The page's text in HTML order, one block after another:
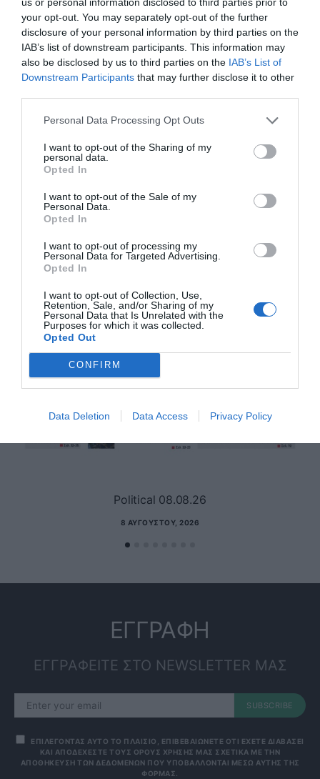
your opt-out. You may separately opt-out of the further
disclosure of your personal information by third parties on the
IAB’s list of downstream participants. This information may
also be disclosed by us to third parties on the IAB’s List of
Downstream Participants that may further disclose it to other
Personal Data Processing Opt Outs
I want to opt-out of the Sharing of my
personal data.
Opted In
I want to opt-out of the Sale of my
Personal Data.
Opted In
I want to opt-out of processing my
Personal Data for Targeted Advertising.
Opted In
I want to opt-out of Collection, Use,
Retention, Sale, and/or Sharing of my
Personal Data that Is Unrelated with the
Purposes for which it was collected.
Opted Out
CONFIRM
Data Deletion Data Access Privacy Policy
ΔΕΊΤΕ ΕΠΊΣΗΣ...
Political 08.08.26
8 ΑΥΓΟΎΣΤΟΥ, 2026
ΕΓΓΡΑΦΗ
ΕΓΓΡΑΦΕΙΤΕ ΣΤΟ NEWSLETTER ΜΑΣ
SUBSCRIBE
ΕΠΙΛΕΓΟΝΤΑΣ ΑΥΤΟ ΤΟ ΠΛΑΙΣΙΟ, ΕΠΙΒΕΒΑΙΩΝΕΤΕ ΟΤΙ ΕΧΕΤΕ ΔΙΑΒΑΣΕΙ
ΚΑΙ ΑΠΟΔΕΧΕΣΤΕ ΤΟΥΣ ΟΡΟΥΣ ΧΡΗΣΗΣ ΜΑΣ ΣΧΕΤΙΚΑ ΜΕ ΤΗΝ
ΑΠΟΘΗΚΕΥΣΗ ΤΩΝ ΔΕΔΟΜΕΝΩΝ ΠΟΥ ΥΠΟΒΑΛΛΟΝΤΑΙ ΜΕΣΩ ΑΥΤΗΣ ΤΗΣ
ΦΟΡΜΑΣ.